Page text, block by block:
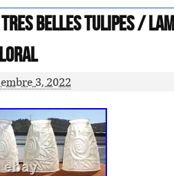
Belles Tulipes /
3, 2022